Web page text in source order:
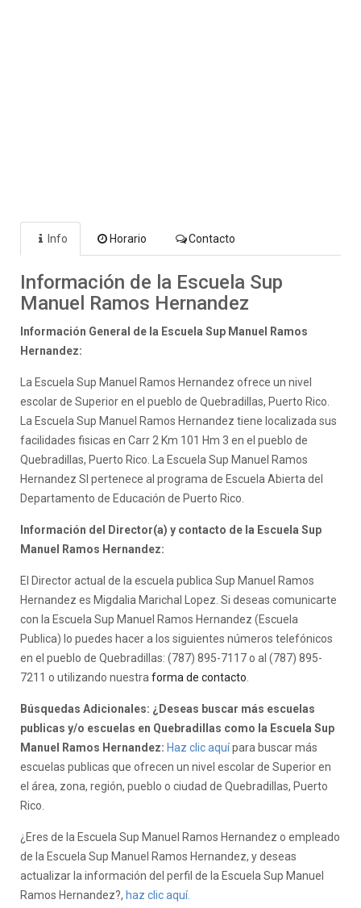
Info Horario Contacto
Información de la Escuela Sup
Manuel Ramos Hernandez
Información General de la Escuela Sup Manuel Ramos
Hernandez:
La Escuela Sup Manuel Ramos Hernandez ofrece un nivel
escolar de Superior en el pueblo de Quebradillas, Puerto Rico.
La Escuela Sup Manuel Ramos Hernandez tiene localizada sus
facilidades fisicas en Carr 2 Km 101 Hm 3 en el pueblo de
Quebradillas, Puerto Rico. La Escuela Sup Manuel Ramos
Hernandez SI pertenece al programa de Escuela Abierta del
Departamento de Educación de Puerto Rico.
Información del Director(a) y contacto de la Escuela Sup
Manuel Ramos Hernandez:
El Director actual de la escuela publica Sup Manuel Ramos
Hernandez es Migdalia Marichal Lopez. Si deseas comunicarte
con la Escuela Sup Manuel Ramos Hernandez (Escuela
Publica) lo puedes hacer a los siguientes números telefónicos
en el pueblo de Quebradillas: (787) 895-7117 o al (787) 895-
7211 o utilizando nuestra forma de contacto
Búsquedas Adicionales: ¿Deseas buscar más escuelas
publicas y/o escuelas en Quebradillas como la Escuela Sup
Manuel Ramos Hernandez: Haz clic aquípara buscar más
escuelas publicas que ofrecen un nivel escolar de Superior en
el área, zona, región, pueblo o ciudad de Quebradillas, Puerto
Rico.
¿Eres de la Escuela Sup Manuel Ramos Hernandez o empleado
de la Escuela Sup Manuel Ramos Hernandez, y deseas
actualizar la información del perfil de la Escuela Sup Manuel
Ramos Hernandez?, haz clic aquí.